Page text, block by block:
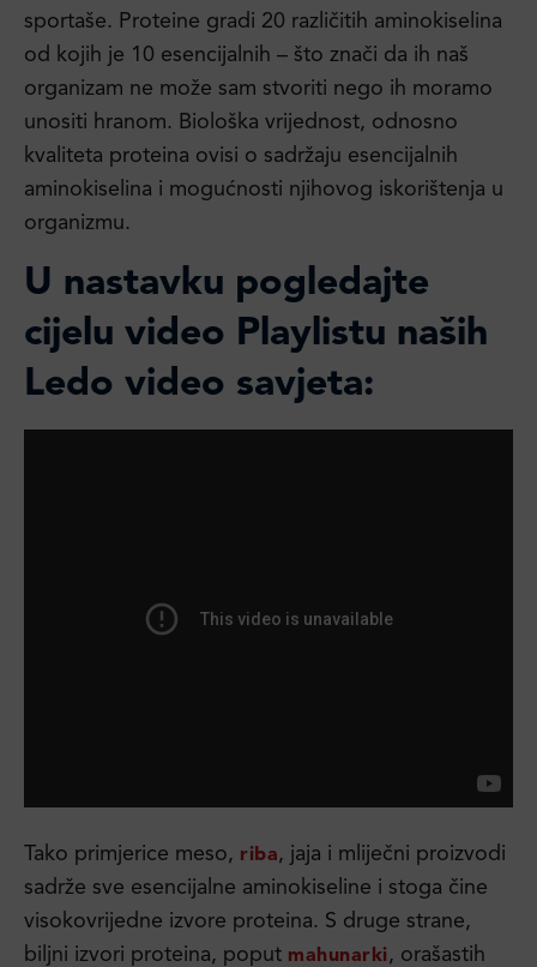
sportaše. Proteine gradi 20 različitih aminokiselina
od kojih je 10 esencijalnih – što znači da ih naš
organizam ne može sam stvoriti nego ih moramo
unositi hranom. Biološka vrijednost, odnosno
kvaliteta proteina ovisi o sadržaju esencijalnih
aminokiselina i mogućnosti njihovog iskorištenja u
organizmu.
U nastavku pogledajte
cijelu video Playlistu naših
Ledo video savjeta:
Tako primjerice meso, riba, jaja i mliječni proizvodi
sadrže sve esencijalne aminokiseline i stoga čine
visokovrijedne izvore proteina. S druge strane,
biljni izvori proteina, poput mahunarki, orašastih